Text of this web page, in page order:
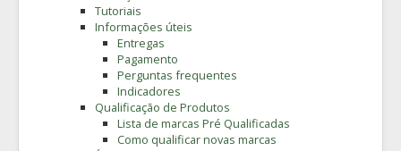
Tutoriais
Informações úteis
Entregas
Pagamento
Perguntas frequentes
Indicadores
Qualificação de Produtos
Lista de marcas Pré Qualificadas
Como qualificar novas marcas